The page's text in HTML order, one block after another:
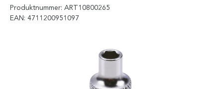
Produktnummer: ART10800265
EAN: 4711200951097